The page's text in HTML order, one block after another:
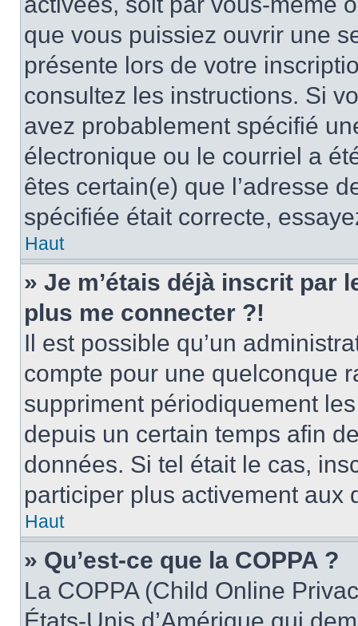
que vous puissiez ouvrir une
présente lors de votre
consultez les instructions. Si
avez probablement spécifié
électronique ou le courriel a
êtes certain(e) que l’adresse
spécifiée était correcte,
Haut
» Je m’étais déjà inscrit par
plus me connecter ?!
Il est possible qu’un
compte pour une quelconque
suppriment périodiquement
depuis un certain temps afin
données. Si tel était le cas,
participer plus activement aux
Haut
» Qu’est-ce que la COPPA ?
La COPPA (Child Online